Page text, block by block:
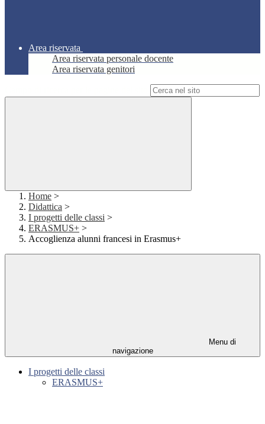
Area riservata
Area riservata personale docente
Area riservata genitori
Home >
Didattica >
I progetti delle classi >
ERASMUS+ >
Accoglienza alunni francesi in Erasmus+
Menu di
navigazione
I progetti delle classi
ERASMUS+